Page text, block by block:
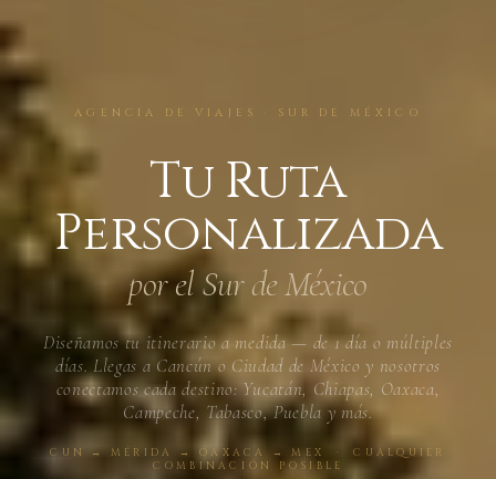
AGENCIA DE VIAJES · SUR DE MÉXICO
Tu Ruta
Personalizada
por el Sur de México
Diseñamos tu itinerario a medida — de 1 día o múltiples
días. Llegas a Cancún o Ciudad de México y nosotros
conectamos cada destino: Yucatán, Chiapas, Oaxaca,
Campeche, Tabasco, Puebla y más.
CUN → MÉRIDA → OAXACA → MEX · CUALQUIER
COMBINACIÓN POSIBLE